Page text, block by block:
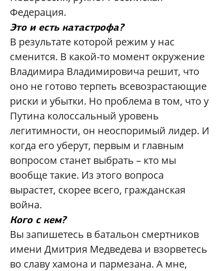
Федерация.
Это и есть катастрофа?
В результате которой режим у нас
сменится. В какой-то момент окружение
Владимира Владимировича решит, что
оно не готово терпеть всевозрастающие
риски и убытки. Но проблема в том, что у
Путина колоссальный уровень
легитимности, он неоспоримый лидер. И
когда его уберут, первым и главным
вопросом станет выбрать – кто мы
вообще такие. Из этого вопроса
вырастет, скорее всего, гражданская
война.
Кого с кем?
Вы запишетесь в батальон смертников
имени Дмитрия Медведева и взорветесь
во славу хамона и пармезана. А мне,